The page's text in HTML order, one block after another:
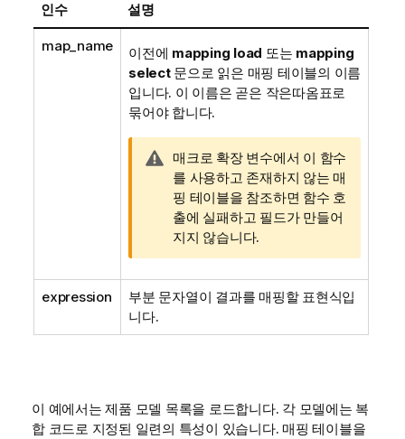
인수 설명
map_name 이전에 mapping load 또는 mapping
select문으로 읽은 매핑 테이블의 이름
입니다. 이 이름은 곧은 작은따옴표로
묶어야 합니다.
경
고
메
모
매크로 확장 변수에서 이 함수
를 사용하고 존재하지 않는 매
핑 테이블을 참조하면 함수 호
출에 실패하고 필드가 만들어
지지 않습니다.
expression
부분 문자열이 결과를 매핑할 표현식입
니다.
이 예에서는 제품 모델 목록을 로드합니다. 각 모델에는 복
합 코드로 지정된 일련의 특성이 있습니다. 매핑 테이블을